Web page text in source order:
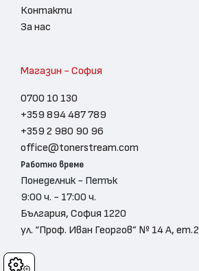
Cookies
Контакти
За нас
Магазин - София
0700 10 130
+359 894 487 789
+359 2 980 90 96
office@tonerstream.com
Работно време
Понеделник - Петък
9:00 ч. - 17:00 ч.
България, София 1220
ул. “Проф. Иван Георгов” № 14 А, ет.2